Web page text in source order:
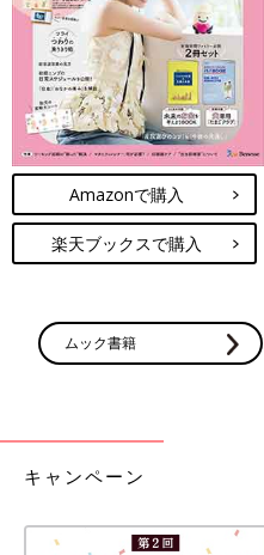
Amazonで購入
楽天ブックスで購入
ムック書籍
キャンペーン